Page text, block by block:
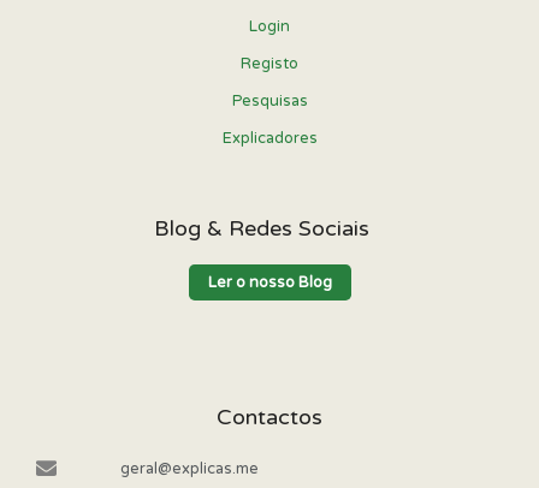
Login
Registo
Pesquisas
Explicadores
Blog & Redes Sociais
Ler o nosso Blog
Contactos
geral@explicas.me